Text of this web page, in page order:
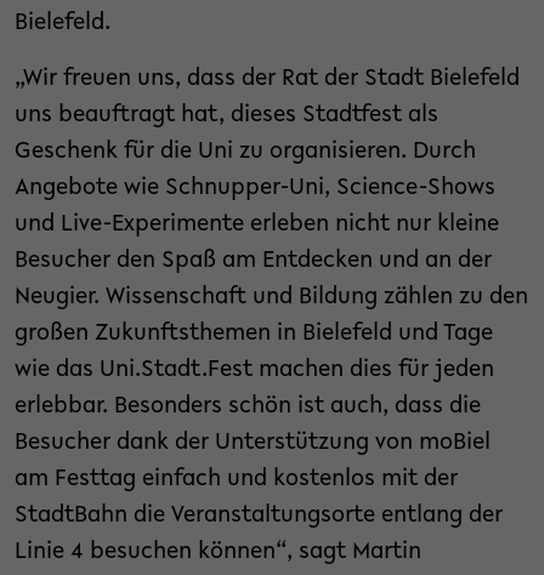
Bielefeld.
„Wir freuen uns, dass der Rat der Stadt Bielefeld
uns beauftragt hat, dieses Stadtfest als
Geschenk für die Uni zu organisieren. Durch
Angebote wie Schnupper-Uni, Science-Shows
und Live-Experimente erleben nicht nur kleine
Besucher den Spaß am Entdecken und an der
Neugier. Wissenschaft und Bildung zählen zu den
großen Zukunftsthemen in Bielefeld und Tage
wie das Uni.Stadt.Fest machen dies für jeden
erlebbar. Besonders schön ist auch, dass die
Besucher dank der Unterstützung von moBiel
am Festtag einfach und kostenlos mit der
StadtBahn die Veranstaltungsorte entlang der
Linie 4 besuchen können“, sagt Martin